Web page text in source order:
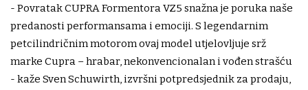
- Povratak CUPRA Formentora VZ5 snažna je poruka naše
predanosti performansama i emociji. S legendarnim
petcilindričnim motorom ovaj model utjelovljuje srž
marke Cupra – hrabar, nekonvencionalan i vođen strašću
- kaže Sven Schuwirth, izvršni potpredsjednik za prodaju,